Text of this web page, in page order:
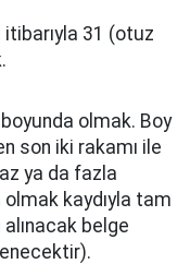
31 (otuz
olmak. Boy
son iki rakamı ile
ya da fazla
kaydıyla tam
belge